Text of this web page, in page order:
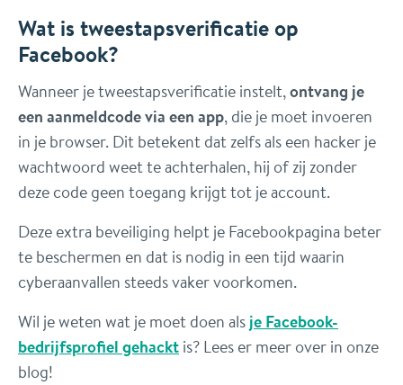
Wat is tweestapsverificatie op
Facebook?
Wanneer je tweestapsverificatie instelt,ontvang je
een aanmeldcode via een app, die je moet invoeren
in je browser. Dit betekent dat zelfs als een hacker je
wachtwoord weet te achterhalen, hij of zij zonder
deze code geen toegang krijgt tot je account.
Deze extra beveiliging helpt je Facebookpagina beter
te beschermen en dat is nodig in een tijd waarin
cyberaanvallen steeds vaker voorkomen.
Wil je weten wat je moet doen alsje Facebook-
bedrijfsprofielgehacktis? Lees er meer over in onze
blog!